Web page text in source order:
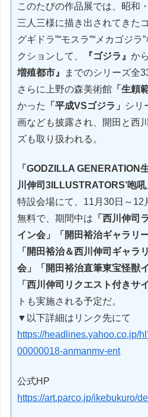
このたびの作品展では、昭和
三人三様に描き出されてきた
グギドラ”“モスラ”“メカゴジ
クションして、
『ゴジラ』から
増殖都市』
までのシリーズ全
さらに上野の森美術館 「生頼
かった
「平成VSゴジラ」
シリ
画なども披露され、開田と西
ズも取り扱われる。
「GODZILLA GENERATION
川伸司3ILLUSTRATORS’咆吼
特設会場にて、11月30日～12
無料で、期間中は 「西川伸司
イン会」「開田裕治ギャラリ
「開田裕治＆西川伸司ギャラ
会」「開田裕治直筆東宝怪獣
「西川伸司リクエスト付きサ
トも実施される予定だ。
▼以下詳細はリンク先にて
https://headlines.yahoo.co.jp/
00000018-anmanmv-ent
公式HP
https://art.parco.jp/ikebukuro/